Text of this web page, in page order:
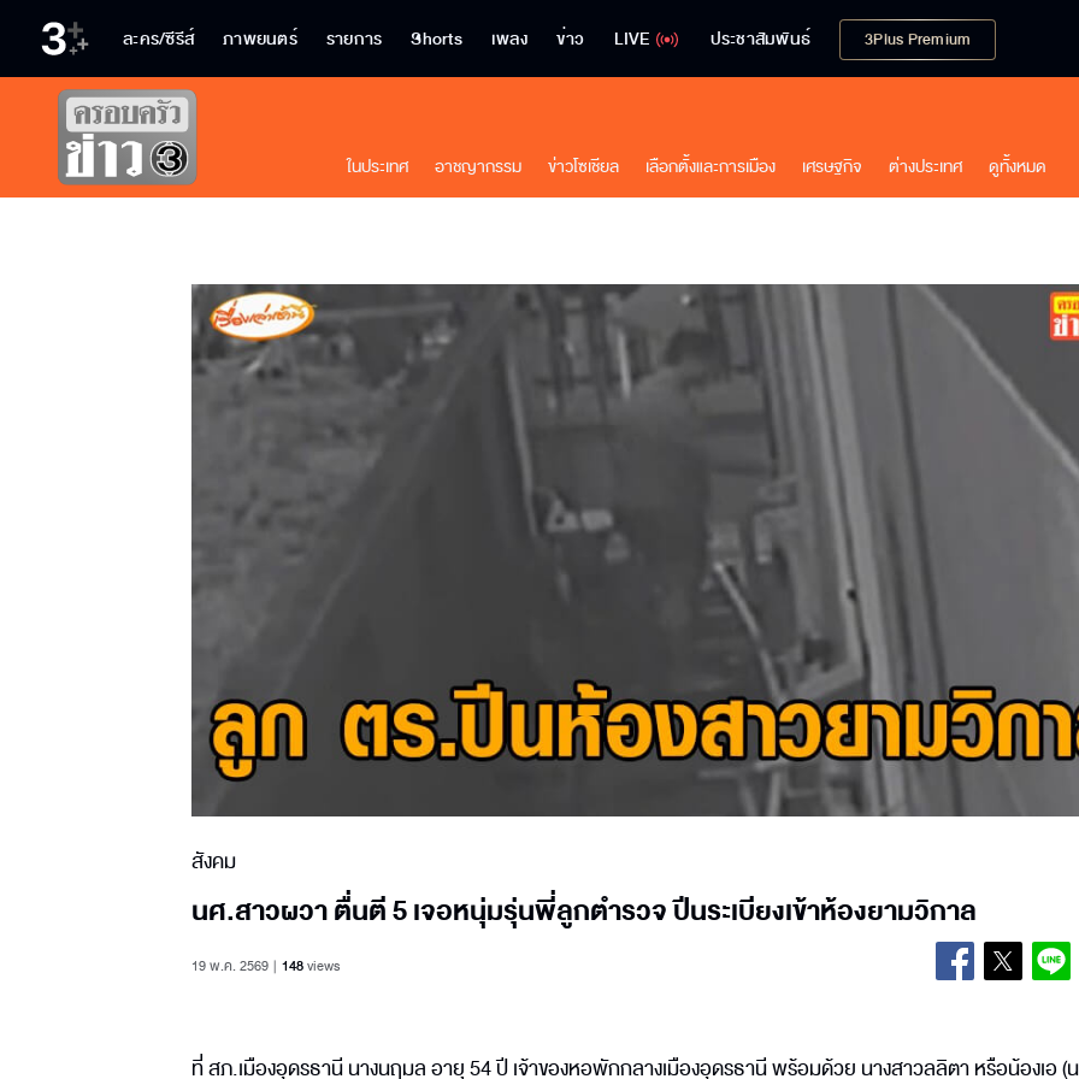
ละคร/ซีรีส์ ภาพยนตร์ รายการ Shorts เพลง ข่าว LIVE ประชาสัมพันธ์ 3Plus Premium
ในประเทศ อาชญากรรม ข่าวโซเชียล เลือกตั้งและการเมือง เศรษฐกิจ ต่างประเทศ ดูทั้งหมด
สังคม
นศ.สาวผวา ตื่นตี 5 เจอหนุ่มรุ่นพี่ลูกตำรวจ ปีนระเบียงเข้าห้องยามวิกาล
19 พ.ค. 2569 148views
ที่ สภ.เมืองอุดรธานี นางนฤมล อายุ 54 ปี เจ้าของหอพักกลางเมืองอุดรธานี พร้อมด้วย นางสาวลลิตา หรือน้องเอ (